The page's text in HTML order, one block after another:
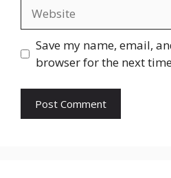
Save my name, email,
browser for the next